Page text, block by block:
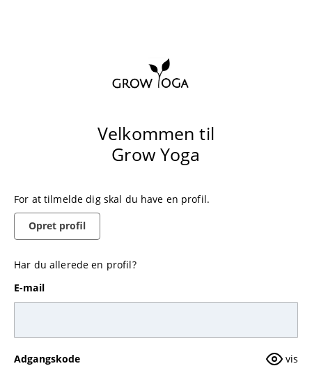
Velkommen til
Grow Yoga
For at tilmelde dig skal du have en profil.
Opret profil
Har du allerede en profil?
E-mail
Adgangskode vis